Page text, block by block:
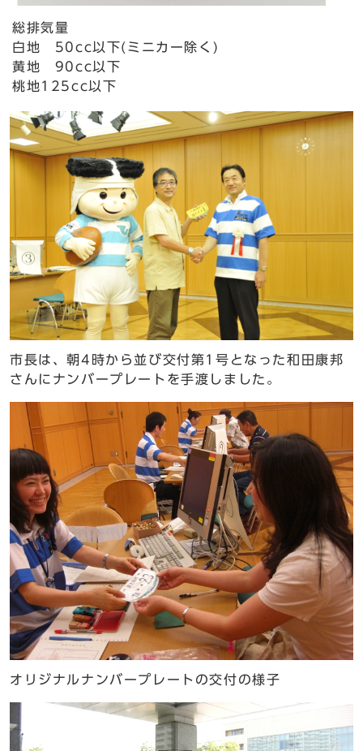
総排気量
白地 50cc以下(ミニカー除く)
黄地 90cc以下
桃地125cc以下
市長は、朝4時から並び交付第1号となった和田康邦
さんにナンバープレートを手渡しました。
オリジナルナンバープレートの交付の様子